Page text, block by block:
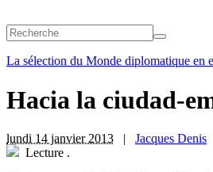
La sélection du Monde diplomatique en
Hacia la ciudad-
lundi 14 janvier 2013 | Jacques Denis
Lecture .